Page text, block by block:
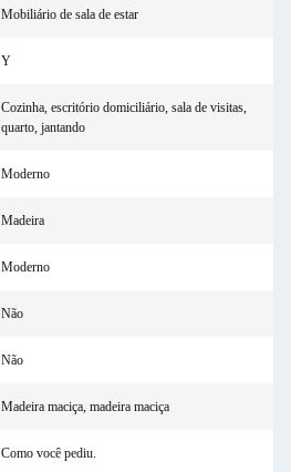
Mobiliário de sala de estar
Y
Cozinha, escritório domiciliário, sala de visitas,
quarto, jantando
Moderno
Madeira
Moderno
Não
Não
Madeira maciça, madeira maciça
Como você pediu.